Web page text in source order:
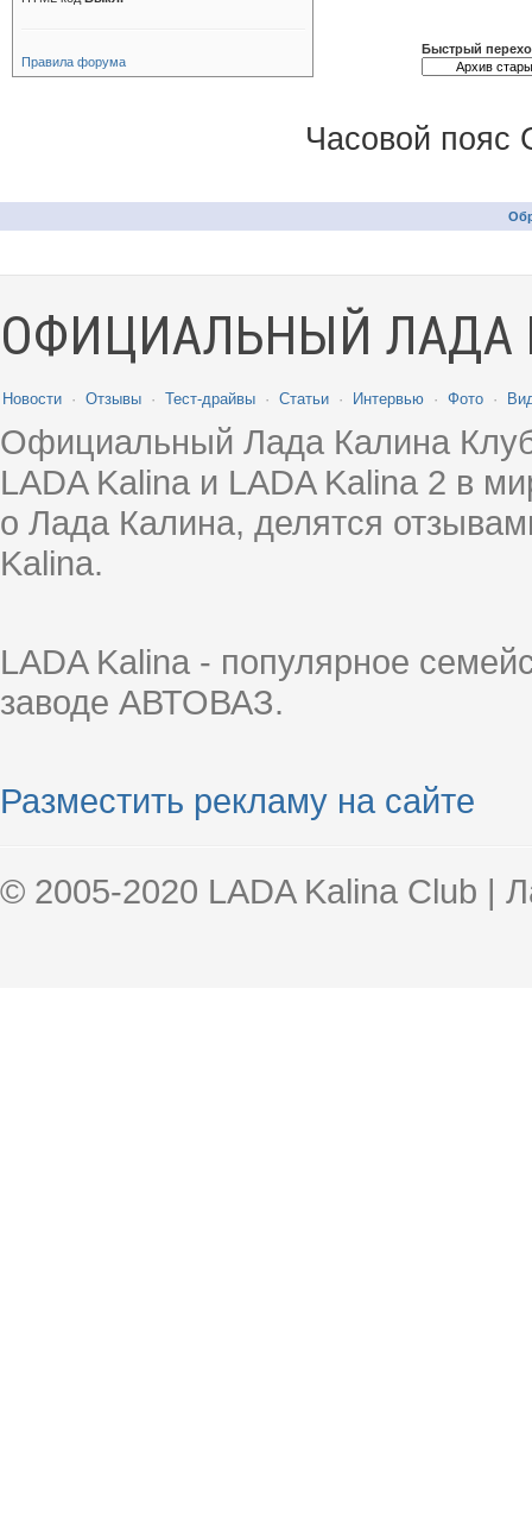
Правила форума
Быстрый
Часовой пояс
ОФИЦИАЛЬНЫЙ ЛАДА
Новости · Отзывы · Тест-драйвы · Статьи · Интервью · Фото ·
Официальный Лада Калина
LADA Kalina и LADA Kalina 2 в
о Лада Калина, делятся
Kalina.
LADA Kalina - популярное
заводе АВТОВАЗ.
Разместить рекламу на сайте
© 2005-2020 LADA Kalina Club |